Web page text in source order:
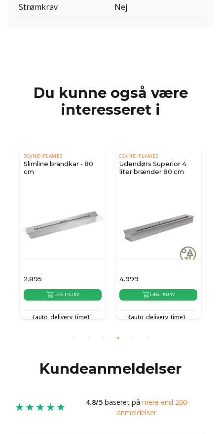
Strømkrav Nej
Du kunne også være
interesseret i
SCANDIFLAMES
Slimline brandkar - 80
cm
2.895
LÆG I KURV
{auto_delivery_time}
SCANDIFLAMES
Udendørs Superior 4
liter brænder 80 cm
4.999
LÆG I KURV
{auto_delivery_time}
Kundeanmeldelser
★★★★★ 4.8/5 baseret på mere end 200
anmeldelser